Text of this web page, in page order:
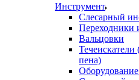
Инструмент
Слесарный
Переходники
Вальцовки
Течеискатели
пена)